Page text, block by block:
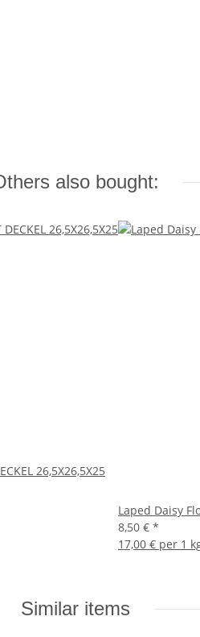
also bought:
26,5X26,5X25
Laped Daisy
8,50 € *
17,00 € per 1
Similar items